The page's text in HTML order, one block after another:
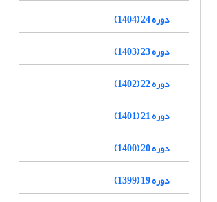
دوره 24 (1404)
دوره 23 (1403)
دوره 22 (1402)
دوره 21 (1401)
دوره 20 (1400)
دوره 19 (1399)